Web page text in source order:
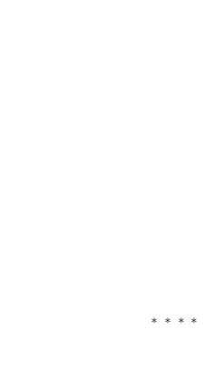
＊＊＊＊